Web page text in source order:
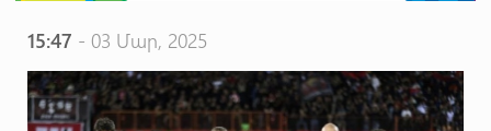
15:47 - 03 Մար, 2025